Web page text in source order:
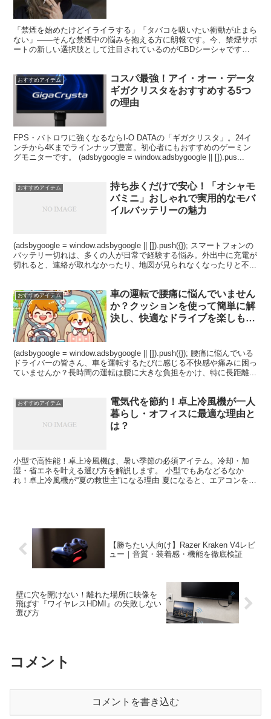
「禁煙を始めたけどイライラする」「タバコを吸いたい衝動が止まら
ない」――そんな禁煙中の悩みを抱える方に朗報です。今、禁煙サポ
ートの新しい選択肢として注目されているのがCBDシーシャです。
おすすめアイテム
コスパ最強！アイ・オー・データ
ギガクリスタをおすすめする5つ
の理由
FPS・バトロワに強くなるならI-O DATAの「ギガクリスタ」。24イ
ンチから4Kまでラインナップ豊富。初心者にもおすすめのゲーミン
グモニターです。 (adsbygoogle = window.adsbygoogle || []).pus...
おすすめアイテム
持ち歩くだけで安心！「オシャモ
バミニ」おしゃれで実用的なモバ
イルバッテリーの魅力
(adsbygoogle = window.adsbygoogle || []).push({}); スマートフォンの
バッテリー切れは、多くの人が日常で経験する悩み。外出中に充電が
切れると、連絡が取れなかったり、地図が見られなくなったりと不...
おすすめアイテム
車の運転で腰痛に悩んでいません
か？クッションを使って簡単に解
決し、快適なドライブを楽しも
(adsbygoogle = window.adsbygoogle || []).push({}); 腰痛に悩んでいる
ドライバーの皆さん、車を運転するたびに感じる不快感や痛みに困っ
ていませんか？長時間の運転は腰に大きな負担をかけ、特に長距離...
おすすめアイテム
電気代を節約！卓上冷風機が一人
暮らし・オフィスに最適な理由と
は？
小型で高性能！卓上冷風機は、暑い季節の必須アイテム。冷却・加
湿・省エネを叶える選び方を解説します。 小型でもあなどるなか
れ！卓上冷風機が“夏の救世主”になる理由 夏になると、エアコンをフ
【勝ちたい人向け】Razer Kraken V4レビ
ュー｜音質・装着感・機能を徹底検証
壁に穴を開けない！離れた場所に映像を
飛ばす『ワイヤレスHDMI』の失敗しない
選び方
コメント
コメントを書き込む